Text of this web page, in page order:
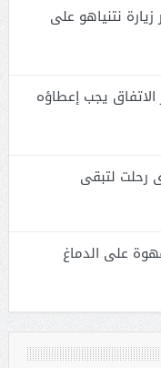
نتنياهو على
يجب إعطاؤه
رحلت لتبقى
على الدماغ